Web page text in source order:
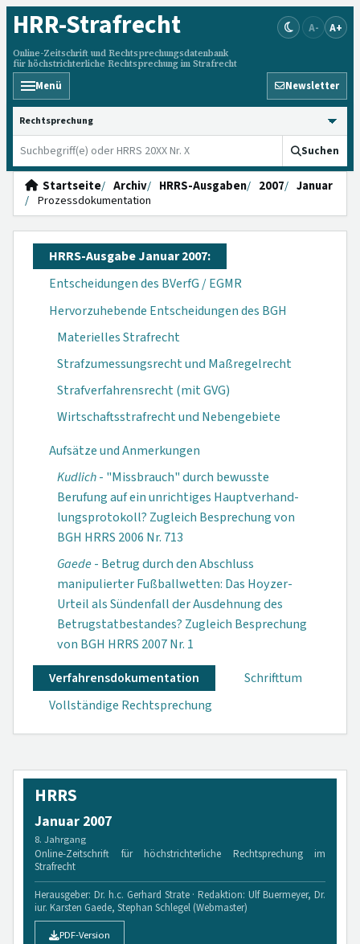
HRR-Strafrecht
Online-Zeitschrift und Rechtsprechungsdatenbank
für höchstrichterliche Rechtsprechung im Strafrecht
A- A+
Menü Newsletter
HRRS durchsuchen
Suchen
Startseite Archiv HRRS-Ausgaben 2007
Januar
Prozessdokumentation
HRRS-Ausgabe Januar 2007:
Entscheidungen des BVerfG / EGMR
Hervorzuhebende Entscheidungen des BGH
Materielles Strafrecht
Strafzumessungsrecht und Maßregelrecht
Strafverfahrensrecht (mit GVG)
Wirtschaftsstrafrecht und Nebengebiete
Aufsätze und Anmerkungen
Kudlich- "Miss­brauch" durch be­wusste
Berufung auf ein unrichti­ges Hauptverhand­
lungsprotokoll? Zugleich Be­sprechung von
BGH HRRS 2006 Nr. 713
Gaede- Betrug durch den Ab­schluss
manipulier­ter Fußballwetten: Das Hoyzer-
Urteil als Sündenfall der Ausdehnung des
Betrugstatbestan­des? Zugleich Besprechung
von BGH HRRS 2007 Nr. 1
Verfahrensdokumen­tation
Schrifttum
Vollständige Rechtsprechung
HRRS
Januar 2007
8. Jahrgang
Online-Zeitschrift für höchstrichterliche Rechtsprechung im
Strafrecht
Herausgeber: Dr. h.c. Gerhard Strate · Redaktion: Ulf Buermeyer, Dr.
iur. Karsten Gaede, Stephan Schlegel (Webmaster)
PDF-Version